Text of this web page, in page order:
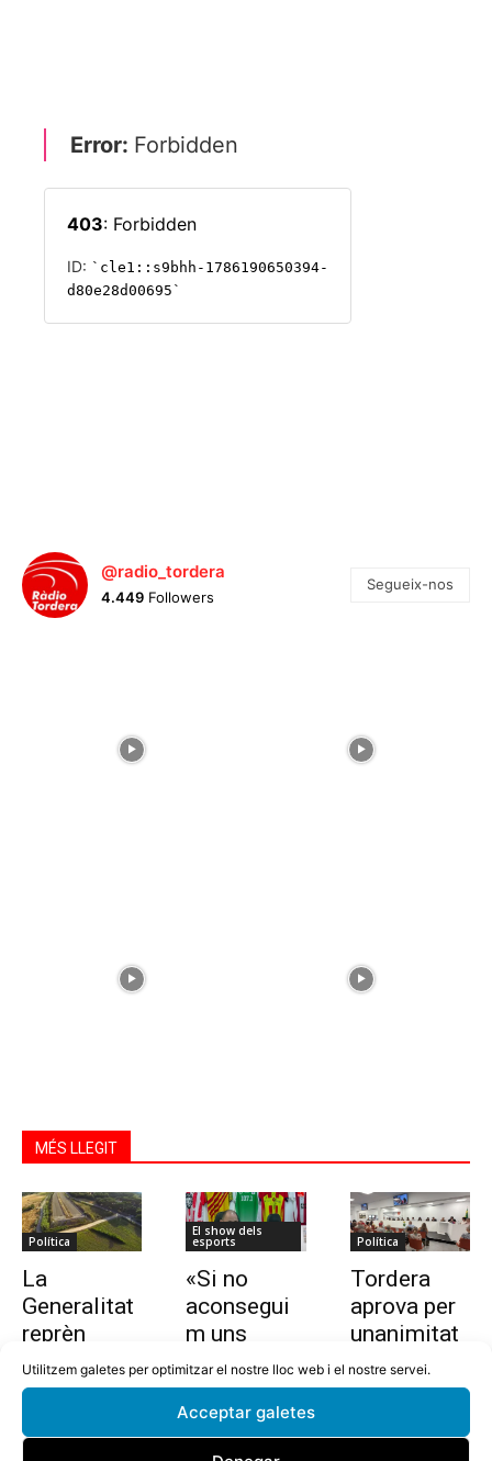
Utilitzem galetes per optimitzar el nostre lloc web i el nostre servei.
Acceptar galetes
@radio_tordera
4.449 Followers
Segueix-nos
MÉS LLEGIT
Política
La
Generalitat
reprèn
l’estudi per
allargar la
Tordera
El show dels
esports
«Si no
aconsegui
m uns
10.000
euros en
dues
setmanes,
Política
Tordera
aprova per
unanimitat
la nova
ordenança i
nt del